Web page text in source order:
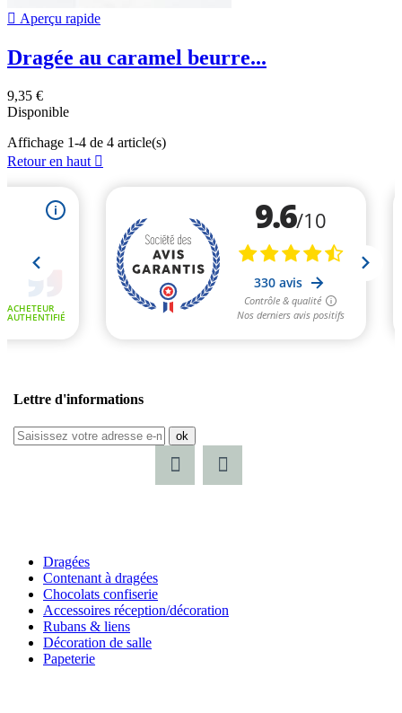
 Aperçu rapide
Dragée au caramel beurre...
9,35 €
Disponible
Affichage 1-4 de 4 article(s)
Retour en haut 
Lettre d'informations
ok
Dragées
Contenant à dragées
Chocolats confiserie
Accessoires réception/décoration
Rubans & liens
Décoration de salle
Papeterie